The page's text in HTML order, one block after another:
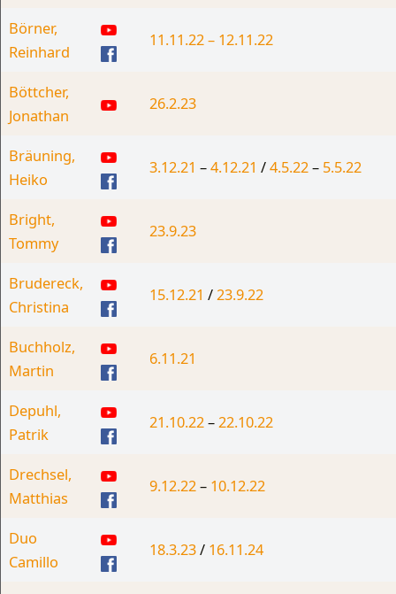
Börner,
Reinhard
11.11.22– 12.11.22
Böttcher,
Jonathan
26.2.23
Bräuning,
Heiko
3.12.21 –4.12.21 /4.5.22– 5.5.22
Bright,
Tommy
23.9.23
Brudereck,
Christina
15.12.21 /23.9.22
Buchholz,
Martin
6.11.21
Depuhl,
Patrik
21.10.22–22.10.22
Drechsel,
Matthias
9.12.22– 10.12.22
Duo
Camillo
18.3.23/ 16.11.24